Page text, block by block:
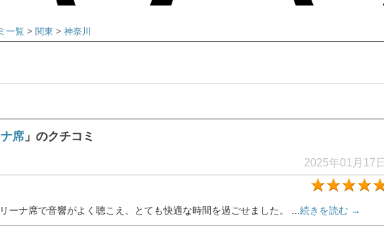
一覧 関東 神奈川
席 」のクチコミ
2025年01月17日
ーナ席で音響がよく聴こえ、とても快適な時間を過ごせました。 ... 続きを読む →